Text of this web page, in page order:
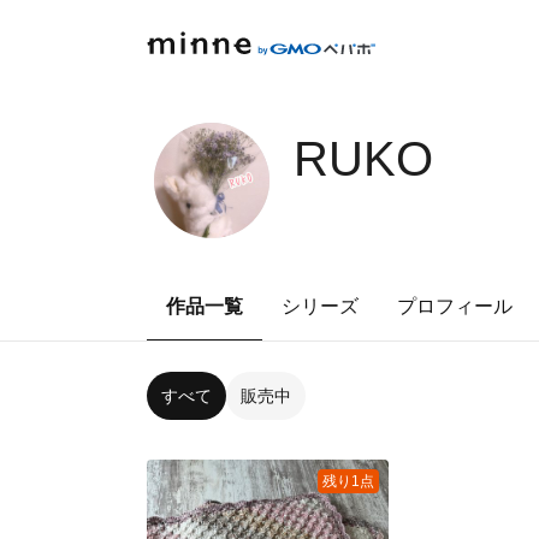
RUKO
作品一覧 シリーズ プロフィール
すべて 販売中
残り1点